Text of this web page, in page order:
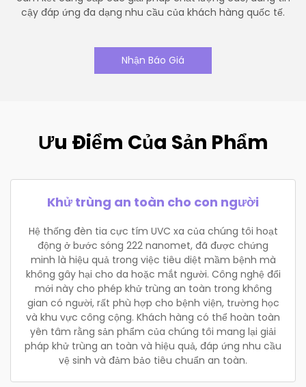
cậy đáp ứng đa dạng nhu cầu của khách hàng quốc tế.
Nhận Báo Giá
Ưu Điểm Của Sản Phẩm
Khử trùng an toàn cho con người
Hệ thống đèn tia cực tím UVC xa của chúng tôi hoạt
động ở bước sóng 222 nanomet, đã được chứng
minh là hiệu quả trong việc tiêu diệt mầm bệnh mà
không gây hại cho da hoặc mắt người. Công nghệ đổi
mới này cho phép khử trùng an toàn trong không
gian có người, rất phù hợp cho bệnh viện, trường học
và khu vực công cộng. Khách hàng có thể hoàn toàn
yên tâm rằng sản phẩm của chúng tôi mang lại giải
pháp khử trùng an toàn và hiệu quả, đáp ứng nhu cầu
vệ sinh và đảm bảo tiêu chuẩn an toàn.